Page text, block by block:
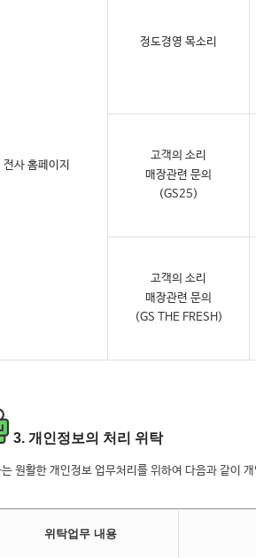
전사 홈페이지
정도경영 목소리
고객의 소리
매장관련 문의
(GS25)
고객의 소리
매장관련 문의
(GS THE FRESH)
3. 개인정보의 처리 위탁
는 원활한 개인정보 업무처리를 위하여 다음과 같이
위탁업무 내용